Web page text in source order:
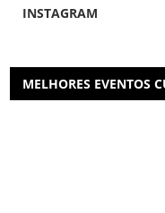
INSTAGRAM
MELHORES EVENTOS